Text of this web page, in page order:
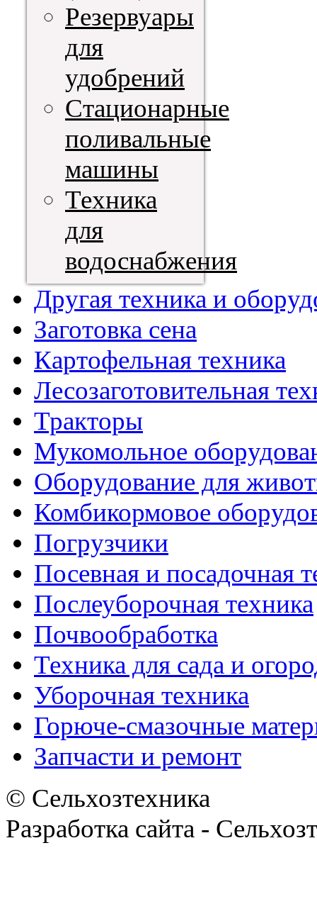
Резервуары
для
удобрений
Стационарные
поливальные
машины
Техника
для
водоснабжения
Другая техника и
Заготовка сена
Картофельная техника
Лесозаготовительная
Тракторы
Мукомольное
Оборудование для
Комбикормовое
Погрузчики
Посевная и посадочная
Послеуборочная техника
Почвообработка
Техника для сада и
Уборочная техника
Горюче-смазочные
Запчасти и ремонт
© Сельхозтехника
Разработка сайта -